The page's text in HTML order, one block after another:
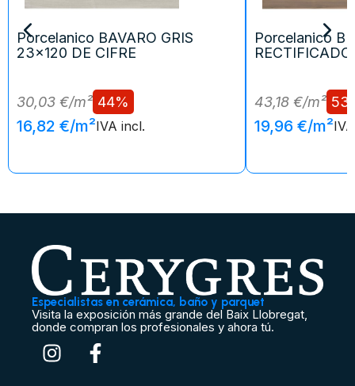
Porcelanico BAVARO GRIS
23x120 DE CIFRE
30,03 €/m² 44%
16,82 €/m²IVA incl.
Porcelanico
43,18 €/m²
19,96 €/m²
Especialistas en cerámica, baño y parquet
Visita la exposición más grande del Baix Llobregat,
donde compran los profesionales y ahora tú.